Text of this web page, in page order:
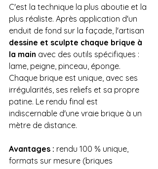
C'est la technique la plus aboutie et la
plus réaliste. Après application d'un
enduit de fond sur la façade, l'artisan
dessine et sculpte chaque brique à
la main avec des outils spécifiques :
lame, peigne, pinceau, éponge.
Chaque brique est unique, avec ses
irrégularités, ses reliefs et sa propre
patine. Le rendu final est
indiscernable d'une vraie brique à un
mètre de distance.
Avantages : rendu 100 % unique,
formats sur mesure (briques